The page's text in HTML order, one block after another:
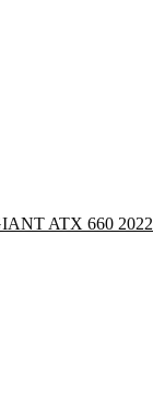
ATX 660 2022